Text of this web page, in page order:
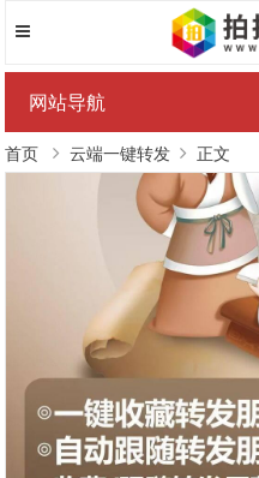
网站导航
首页 云端一键转发 正文